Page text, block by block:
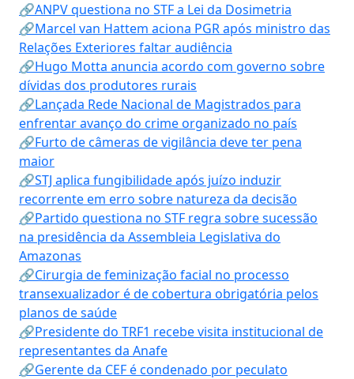
🔗ANPV questiona no STF a Lei da Dosimetria
🔗Marcel van Hattem aciona PGR após ministro das
Relações Exteriores faltar audiência
🔗Hugo Motta anuncia acordo com governo sobre
dívidas dos produtores rurais
🔗Lançada Rede Nacional de Magistrados para
enfrentar avanço do crime organizado no país
🔗Furto de câmeras de vigilância deve ter pena
maior
🔗STJ aplica fungibilidade após juízo induzir
recorrente em erro sobre natureza da decisão
🔗Partido questiona no STF regra sobre sucessão
na presidência da Assembleia Legislativa do
Amazonas
🔗Cirurgia de feminização facial no processo
transexualizador é de cobertura obrigatória pelos
planos de saúde
🔗Presidente do TRF1 recebe visita institucional de
representantes da Anafe
🔗Gerente da CEF é condenado por peculato